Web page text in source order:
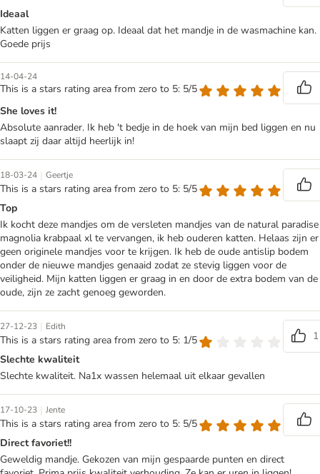
Ideaal
Katten liggen er graag op. Ideaal dat het mandje in de wasmachine kan.
Goede prijs
14-04-24
This is a stars rating area from zero to 5: 5/5
She loves it!
Absolute aanrader. Ik heb 't bedje in de hoek van mijn bed liggen en nu
slaapt zij daar altijd heerlijk in!
18-03-24 | Geertje
This is a stars rating area from zero to 5: 5/5
Top
Ik kocht deze mandjes om de versleten mandjes van de natural paradise
magnolia krabpaal xl te vervangen, ik heb ouderen katten. Helaas zijn er
geen originele mandjes voor te krijgen. Ik heb de oude antislip bodem
onder de nieuwe mandjes genaaid zodat ze stevig liggen voor de
veiligheid. Mijn katten liggen er graag in en door de extra bodem van de
oude, zijn ze zacht genoeg geworden.
27-12-23 | Edith
This is a stars rating area from zero to 5: 1/5
1
Slechte kwaliteit
Slechte kwaliteit. Na1x wassen helemaal uit elkaar gevallen
17-10-23 | Jente
This is a stars rating area from zero to 5: 5/5
Direct favoriet!!
Geweldig mandje. Gekozen van mijn gespaarde punten en direct